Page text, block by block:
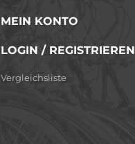
MEIN KONTO
LOGIN / REGISTRIEREN
Vergleichsliste